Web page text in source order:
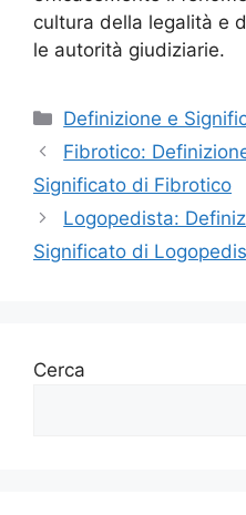
cultura della legalità e
le autorità giudiziarie.
Categorie
Definizione e
Fibrotico:
Significato di Fibrotico
Logopedista:
Significato di
Cerca